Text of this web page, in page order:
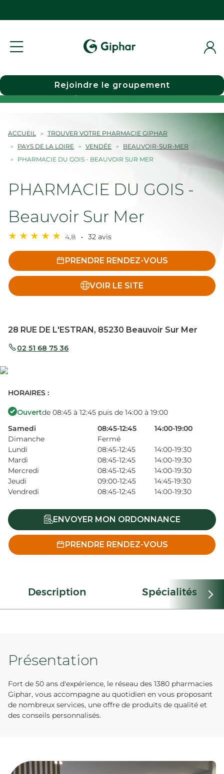
Choisir une pharmacie
Rejoindre le groupement
ACCUEIL
TROUVER VOTRE PHARMACIE GIPHAR
PAYS DE LA LOIRE
VENDÉE
BEAUVOIR-SUR-MER
PHARMACIE DU GOIS - BEAUVOIR SUR MER
PHARMACIE DU GOIS -
Beauvoir Sur Mer
4,8 32 avis
PRENDRE RENDEZ-VOUS
VOIR LE SITE
28 RUE DE L'ESTRAN, 85230 Beauvoir Sur Mer
02 51 68 75 36
HORAIRES :
Ouvertde 08:45 à 12:45 puis de 14:00 à 19:00
Samedi
08:45-12:45
14:00-19:00
Dimanche
Fermé
Lundi
08:45-12:45
14:00-19:30
Mardi
08:45-12:45
14:00-19:30
Mercredi
08:45-12:45
14:00-19:30
Jeudi
09:00-12:45
14:45-19:30
Vendredi
08:45-12:45 14:00-19:30
ENVOYER MON ORDONNANCE
PRENDRE RENDEZ-VOUS
Description Spécialités
Présentation
Fort de 50 ans d'expérience, le réseau des 1380 pharmacies
Giphar, vous accompagne au quotidien en vous proposant
de nombreux services, une offre de produits de qualité et
des conseils personnalisés.